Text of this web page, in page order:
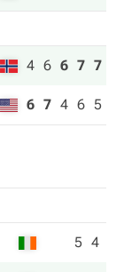
4 6 6 7 7
6 7 4 6 5
5 4